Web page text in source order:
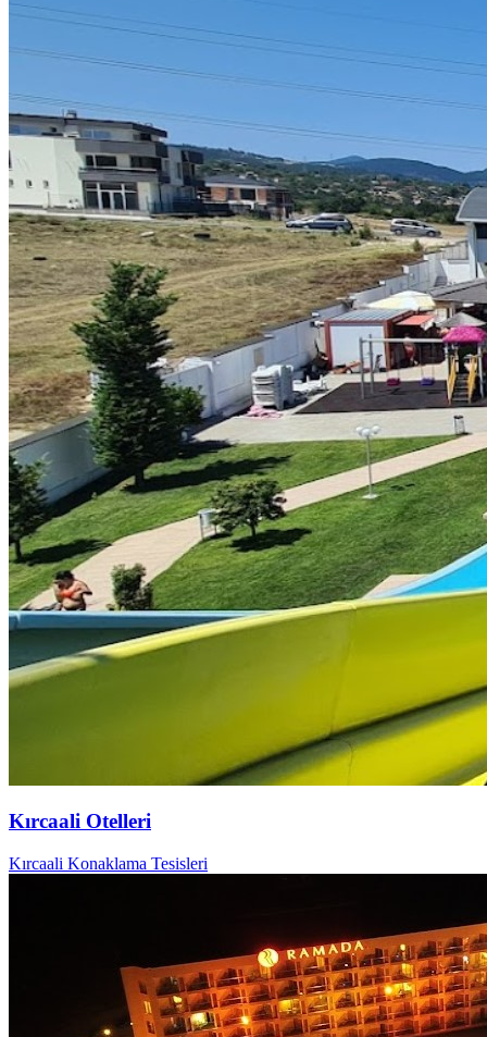
Kırcaali Otelleri
Kırcaali Konaklama Tesisleri